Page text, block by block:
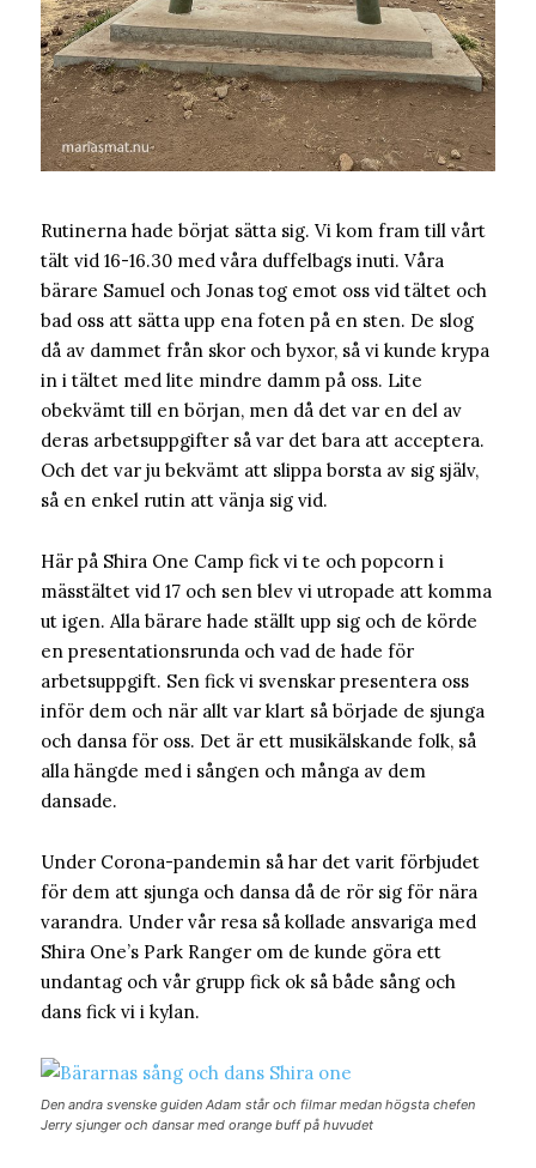
Rutinerna hade börjat sätta sig. Vi kom fram till vårt
tält vid 16-16.30 med våra duffelbags inuti. Våra
bärare Samuel och Jonas tog emot oss vid tältet och
bad oss att sätta upp ena foten på en sten. De slog
då av dammet från skor och byxor, så vi kunde krypa
in i tältet med lite mindre damm på oss. Lite
obekvämt till en början, men då det var en del av
deras arbetsuppgifter så var det bara att acceptera.
Och det var ju bekvämt att slippa borsta av sig själv,
så en enkel rutin att vänja sig vid.
Här på Shira One Camp fick vi te och popcorn i
mässtältet vid 17 och sen blev vi utropade att komma
ut igen. Alla bärare hade ställt upp sig och de körde
en presentationsrunda och vad de hade för
arbetsuppgift. Sen fick vi svenskar presentera oss
inför dem och när allt var klart så började de sjunga
och dansa för oss. Det är ett musikälskande folk, så
alla hängde med i sången och många av dem
dansade.
Under Corona-pandemin så har det varit förbjudet
för dem att sjunga och dansa då de rör sig för nära
varandra. Under vår resa så kollade ansvariga med
Shira One’s Park Ranger om de kunde göra ett
undantag och vår grupp fick ok så både sång och
dans fick vi i kylan.
Den andra svenske guiden Adam står och filmar medan högsta chefen
Jerry sjunger och dansar med orange buff på huvudet